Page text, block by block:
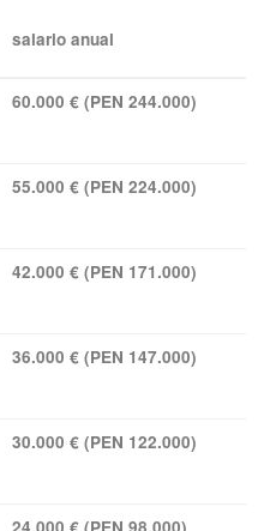
salario anual
60.000 € (PEN 244.000)
55.000 € (PEN 224.000)
42.000 € (PEN 171.000)
36.000 € (PEN 147.000)
30.000 € (PEN 122.000)